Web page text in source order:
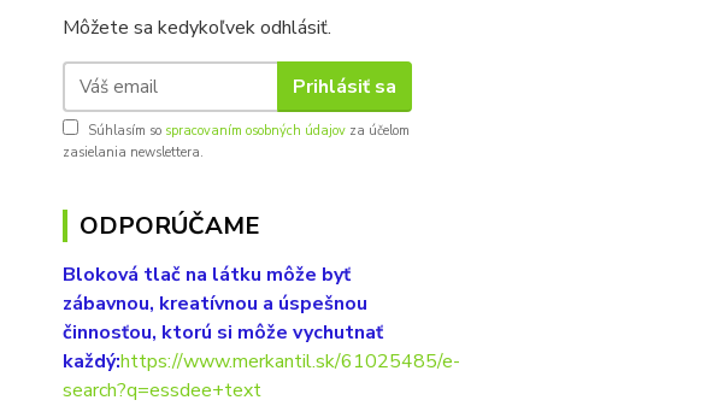
Môžete sa kedykoľvek odhlásiť.
Prihlásiť sa
Súhlasím so spracovaním osobných údajov za účelom
zasielania newslettera.
ODPORÚČAME
Bloková tlač na látku môže byť
zábavnou, kreatívnou a úspešnou
činnosťou, ktorú si môže vychutnať
každý:https://www.merkantil.sk/61025485/e-
search?q=essdee+text